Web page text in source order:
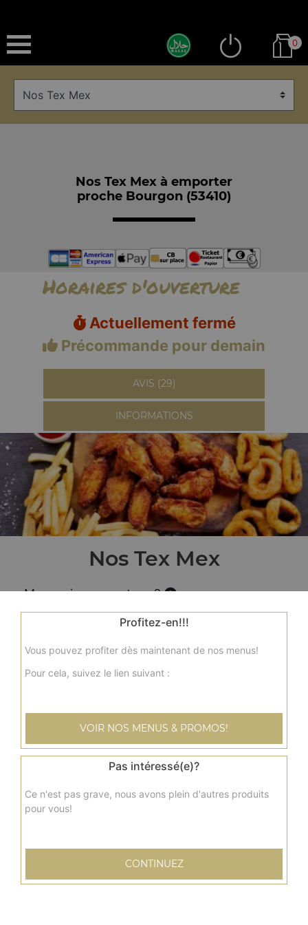
0
Nos Tex Mex à emporter
proche Bourgon (53410)
Horaires d'ouverture
Actuellement fermé
Précommande pour demain
AVIS (29)
INFORMATIONS
Nos Tex Mex
Menu wings country x6
+ frites + boisson 33 cl
Menu nuggets x8
7.50€
Menu tenders x6
8.50 €
Petite barquette de frites
2.00€
Profitez-en!!!
Vous pouvez profiter dès maintenant de nos menus!
Pour cela, suivez le lien suivant :
VOIR NOS MENUS & PROMOS!
Pas intéressé(e)?
Ce n'est pas grave, nous avons plein d'autres produits
pour vous!
CONTINUEZ